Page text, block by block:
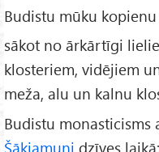
Budistu mūku
sākot no ārkārtīgi
klosteriem, vidējiem
meža, alu un kalnu
Budistu monasticisms
Šākjamuni dzīves laikā: